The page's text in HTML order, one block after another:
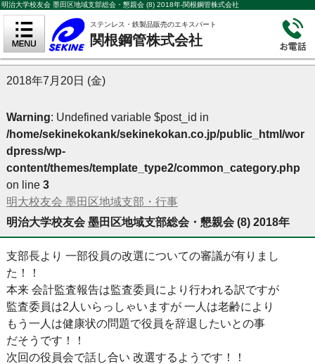
明治大学校友会 墨田区地域支部総会・懇親会 (8) 2018年-関根鋼管株式会社
ステンレス・鉄製品販売のエキスパート
関根鋼管株式会社
2018年7月20日 (金)
Warning: Undefined variable $post_id in
/home/sekinekokank/sekinekokan.co.jp/public_html/wor
dpress/wp-
content/themes/template_type2/common_category.php
on line 3
明大校友会 墨田区地域支部・行事
明治大学校友会 墨田区地域支部総会・懇親会 (8) 2018年
支部長より 一部役員の改選についての審議が有りまし
た！！
本来 会計監査報告は監査委員により行われる訳ですが
監査委員は2人いらっしゃいますが 一人は老齢により
もう一人は健康状の問題で役員を辞退したいとの事
だそうです！！
次回の役員会で話し合い 改選するようです！！